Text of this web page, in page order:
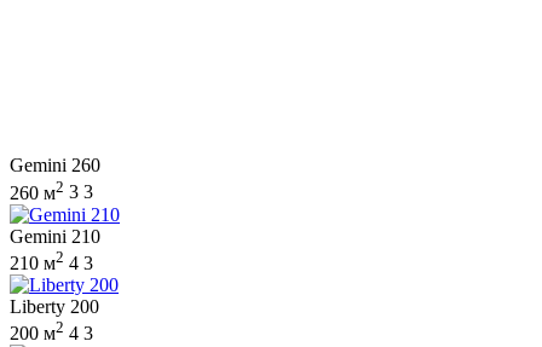
Gemini 260
260 м2 3 3
Gemini 210
210 м2 4 3
Liberty 200
200 м2 4 3